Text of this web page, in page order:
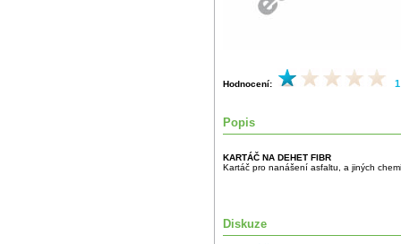
Hodnocení:
Popis
KARTÁČ NA DEHET FIBR
Kartáč pro nanášení asfaltu, a jiných
Diskuze